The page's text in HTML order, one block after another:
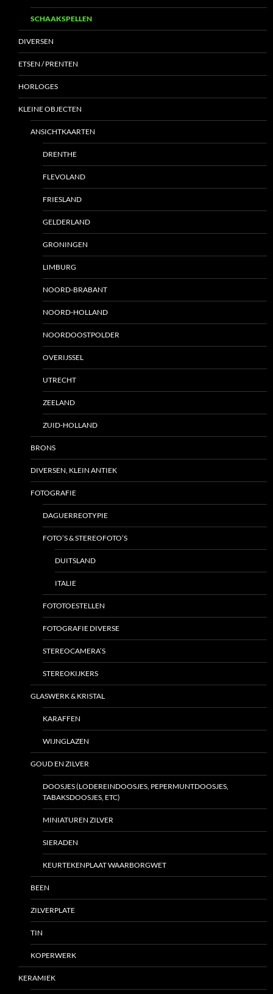
SCHAAKSPELLEN
DIVERSEN
ETSEN / PRENTEN
HORLOGES
KLEINE OBJECTEN
ANSICHTKAARTEN
DRENTHE
FLEVOLAND
FRIESLAND
GELDERLAND
GRONINGEN
LIMBURG
NOORD-BRABANT
NOORD-HOLLAND
NOORDOOSTPOLDER
OVERIJSSEL
UTRECHT
ZEELAND
ZUID-HOLLAND
BRONS
DIVERSEN, KLEIN ANTIEK
FOTOGRAFIE
DAGUERREOTYPIE
FOTO’S & STEREOFOTO’S
DUITSLAND
ITALIE
FOTOTOESTELLEN
FOTOGRAFIE DIVERSE
STEREOCAMERA’S
STEREOKIJKERS
GLASWERK & KRISTAL
KARAFFEN
WIJNGLAZEN
GOUD EN ZILVER
DOOSJES (LODEREINDOOSJES, PEPERMUNTDOOSJES,
TABAKSDOOSJES, ETC)
MINIATUREN ZILVER
SIERADEN
KEURTEKENPLAAT WAARBORGWET
BEEN
ZILVERPLATE
TIN
KOPERWERK
KERAMIEK